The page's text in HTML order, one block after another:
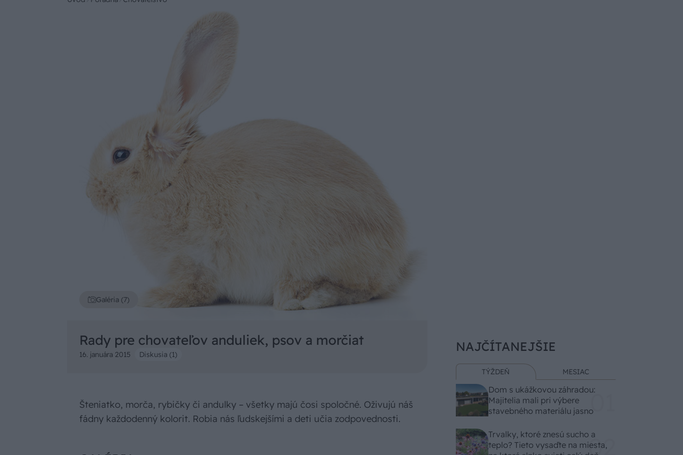
Galéria (7)
Rady pre chovateľov anduliek, psov a morčiat
16. januára 2015 Diskusia (1)
Šteniatko, morča, rybičky či andulky – všetky majú čosi spoločné. Oživujú náš
fádny každodenný kolorit. Robia nás ľudskejšími a deti učia zodpovednosti.
NAJČÍTANEJŠIE
TÝŽDEŇ MESIAC
Dom s ukážkovou záhradou:
Majitelia mali pri výbere
stavebného materiálu jasno
Trvalky, ktoré znesú sucho a
teplo? Tieto vysaďte na miesta,